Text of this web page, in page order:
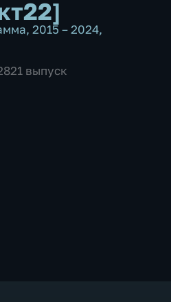
, 2015 – 2024,
выпуск